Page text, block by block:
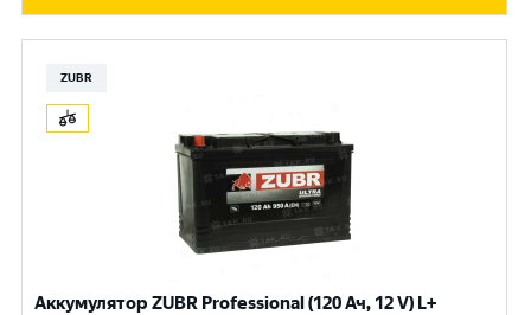
ZUBR
Аккумулятор ZUBR Professional (120 Ач, 12 V) L+